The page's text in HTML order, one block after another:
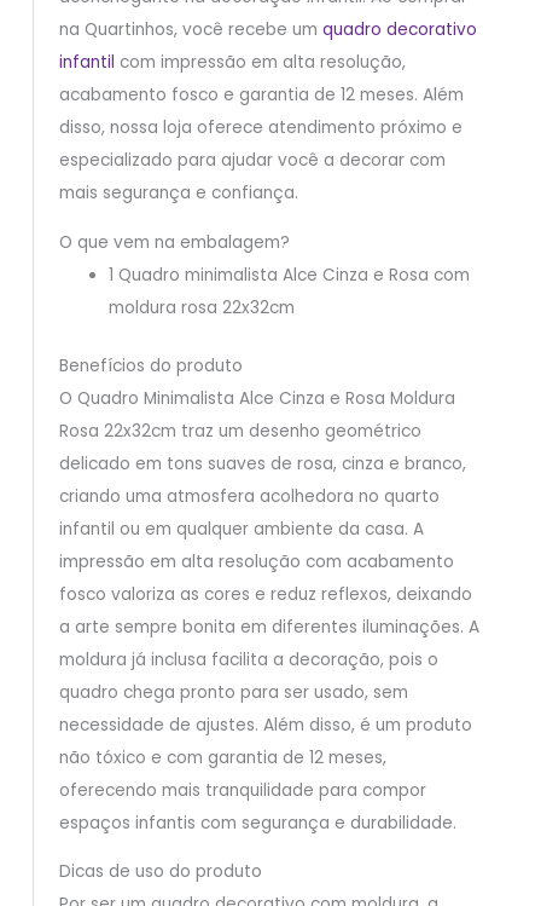
na Quartinhos, você recebe um quadro decorativo
infantil com impressão em alta resolução,
acabamento fosco e garantia de 12 meses. Além
disso, nossa loja oferece atendimento próximo e
especializado para ajudar você a decorar com
mais segurança e confiança.
O que vem na embalagem?
1 Quadro minimalista Alce Cinza e Rosa com
moldura rosa 22x32cm
Benefícios do produto
O Quadro Minimalista Alce Cinza e Rosa Moldura
Rosa 22x32cm traz um desenho geométrico
delicado em tons suaves de rosa, cinza e branco,
criando uma atmosfera acolhedora no quarto
infantil ou em qualquer ambiente da casa. A
impressão em alta resolução com acabamento
fosco valoriza as cores e reduz reflexos, deixando
a arte sempre bonita em diferentes iluminações. A
moldura já inclusa facilita a decoração, pois o
quadro chega pronto para ser usado, sem
necessidade de ajustes. Além disso, é um produto
não tóxico e com garantia de 12 meses,
oferecendo mais tranquilidade para compor
espaços infantis com segurança e durabilidade.
Dicas de uso do produto